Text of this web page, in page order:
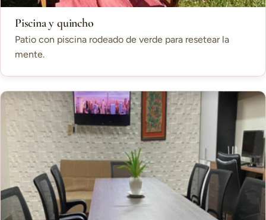
Piscina y quincho
Patio con piscina rodeado de verde para resetear la
mente.